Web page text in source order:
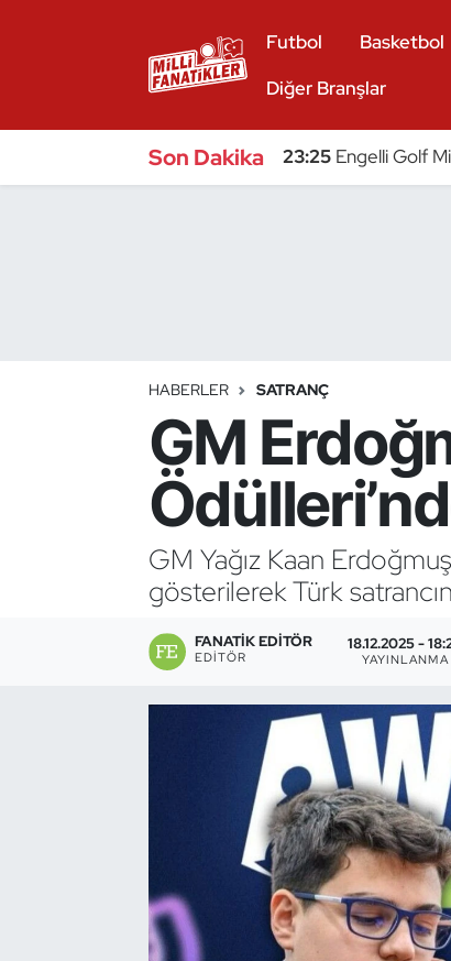
Futbol Basketbol
Diğer Branşlar
Son Dakika 23:25 Engelli Golf
HABERLER SATRANÇ
GM
GM Yağız Kaan
gösterilerek Türk
FANATIK EDITÖR
EDITÖR
18.12.2025 -
YAYINLANMA
Bocce Bowling Dart
Buz Hokeyi